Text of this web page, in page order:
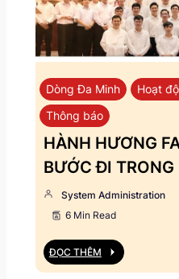
Dòng Đa Minh Hoạt
Thông báo
HÀNH HƯƠNG
BƯỚC ĐI TRONG
System Administration
6 Min Read
ĐỌC THÊM